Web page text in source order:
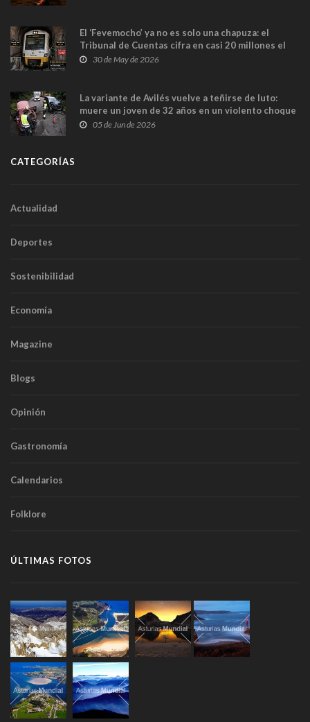
El ‘Fevemocho’ ya no es solo una chapuza: el
Tribunal de Cuentas cifra en casi 20 millones el
sobrecoste de los trenes que no cabían por los
30 de May de 2026
La variante de Avilés vuelve a teñirse de luto:
muere un joven de 32 años en un violento choque
frontal
05 de Jun de 2026
CATEGORÍAS
Actualidad
Deportes
Sostenibilidad
Economía
Magazine
Blogs
Opinión
Gastronomía
Calendarios
Folklore
ÚLTIMAS FOTOS